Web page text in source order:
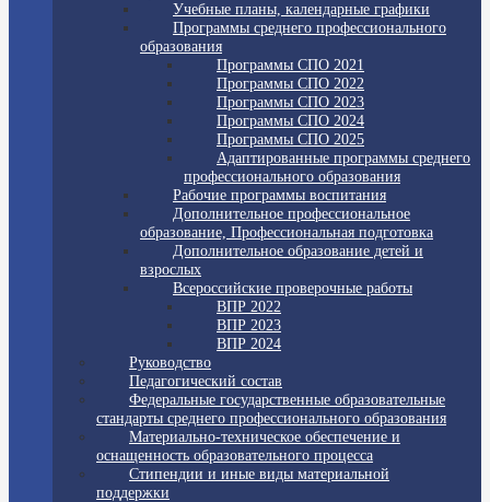
Учебные планы, календарные графики
Программы среднего профессионального
образования
Программы СПО 2021
Программы СПО 2022
Программы СПО 2023
Программы СПО 2024
Программы СПО 2025
Адаптированные программы среднего
профессионального образования
Рабочие программы воспитания
Дополнительное профессиональное
образование, Профессиональная подготовка
Дополнительное образование детей и
взрослых
Всероссийские проверочные работы
ВПР 2022
ВПР 2023
ВПР 2024
Руководство
Педагогический состав
Федеральные государственные образовательные
стандарты среднего профессионального образования
Материально-техническое обеспечение и
оснащенность образовательного процесса
Стипендии и иные виды материальной
поддержки